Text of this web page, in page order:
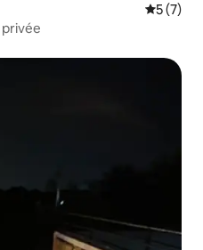
Note
5 (7)